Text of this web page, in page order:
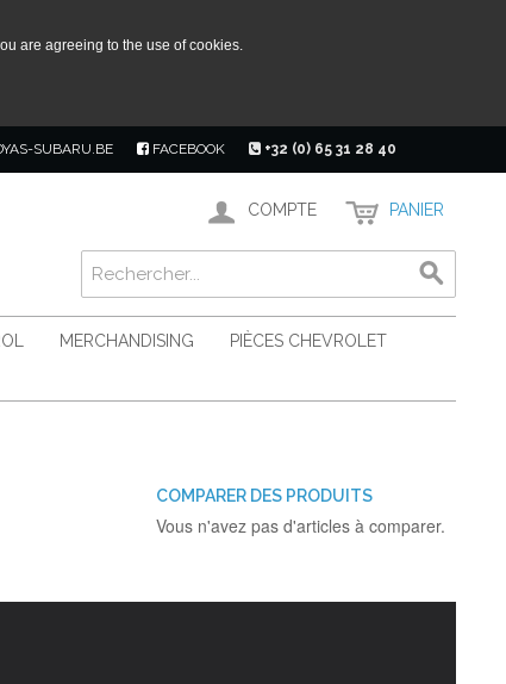
are agreeing to the use of cookies.
SUBARU.BE FACEBOOK +32 (0) 65 31 28 40
COMPTE PANIER
MERCHANDISING
PIÈCES CHEVROLET
COMPARER DES PRODUITS
Vous n'avez pas d'articles à comparer.